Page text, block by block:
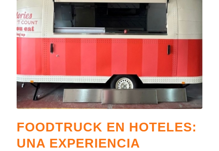
FOODTRUCK EN HOTELES:
UNA EXPERIENCIA